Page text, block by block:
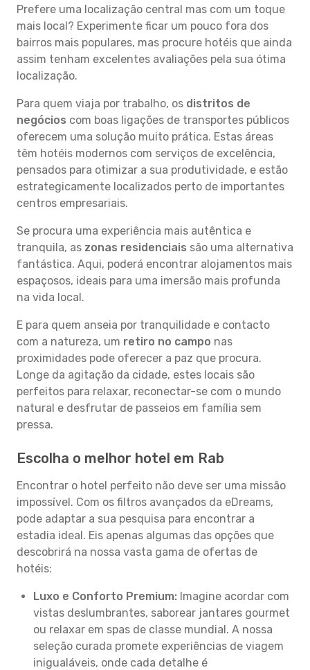
Prefere uma localização central mas com um toque
mais local? Experimente ficar um pouco fora dos
bairros mais populares, mas procure hotéis que ainda
assim tenham excelentes avaliações pela sua ótima
localização.
Para quem viaja por trabalho, os distritos de
negócios com boas ligações de transportes públicos
oferecem uma solução muito prática. Estas áreas
têm hotéis modernos com serviços de excelência,
pensados para otimizar a sua produtividade, e estão
estrategicamente localizados perto de importantes
centros empresariais.
Se procura uma experiência mais autêntica e
tranquila, as zonas residenciais são uma alternativa
fantástica. Aqui, poderá encontrar alojamentos mais
espaçosos, ideais para uma imersão mais profunda
na vida local.
E para quem anseia por tranquilidade e contacto
com a natureza, um retiro no campo nas
proximidades pode oferecer a paz que procura.
Longe da agitação da cidade, estes locais são
perfeitos para relaxar, reconectar-se com o mundo
natural e desfrutar de passeios em família sem
pressa.
Escolha o melhor hotel em Rab
Encontrar o hotel perfeito não deve ser uma missão
impossível. Com os filtros avançados da eDreams,
pode adaptar a sua pesquisa para encontrar a
estadia ideal. Eis apenas algumas das opções que
descobrirá na nossa vasta gama de ofertas de
hotéis:
Luxo e Conforto Premium: Imagine acordar com
vistas deslumbrantes, saborear jantares gourmet
ou relaxar em spas de classe mundial. A nossa
seleção curada promete experiências de viagem
inigualáveis, onde cada detalhe é